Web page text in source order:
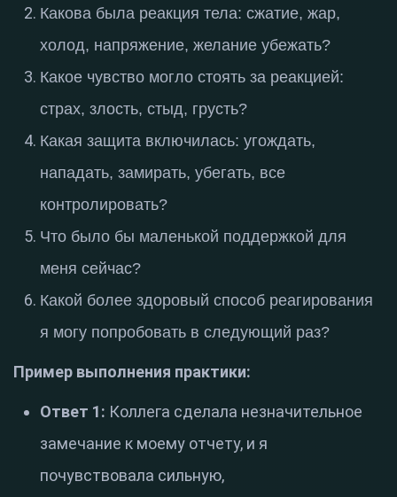
Какова была реакция тела: сжатие, жар,
холод, напряжение, желание убежать?
Какое чувство могло стоять за реакцией:
страх, злость, стыд, грусть?
Какая защита включилась: угождать,
нападать, замирать, убегать, все
контролировать?
Что было бы маленькой поддержкой для
меня сейчас?
Какой более здоровый способ реагирования
я могу попробовать в следующий раз?
Пример выполнения практики:
Ответ 1: Коллега сделала незначительное
замечание к моему отчету, и я
почувствовала сильную,